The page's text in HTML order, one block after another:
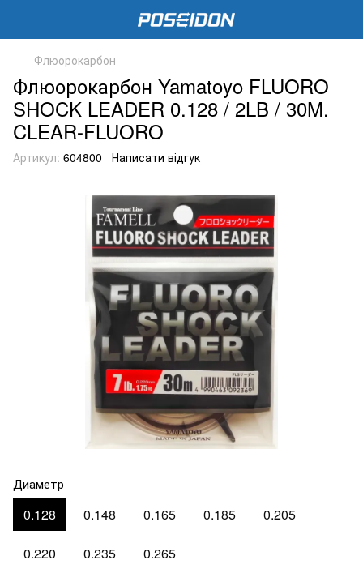
Флюорокарбон
Флюорокарбон Yamatoyo FLUORO
SHOCK LEADER 0.128 / 2LB / 30M.
CLEAR-FLUORO
Артикул: 604800 Написати відгук
Диаметр
0.128 0.148 0.165 0.185 0.205
0.220 0.235 0.265